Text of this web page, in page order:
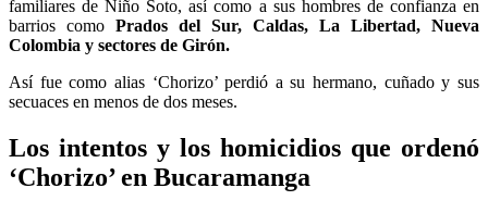
familiares de Niño Soto, así como a sus hombres de confianza en
barrios como Prados del Sur, Caldas, La Libertad, Nueva
Colombia y sectores de Girón.
Así fue como alias ‘Chorizo’ perdió a su hermano, cuñado y sus
secuaces en menos de dos meses.
Los intentos y los homicidios que ordenó
‘Chorizo’ en Bucaramanga